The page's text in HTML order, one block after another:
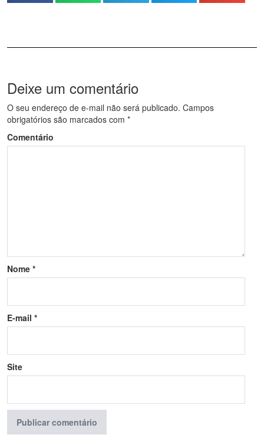
Deixe um comentário
O seu endereço de e-mail não será publicado. Campos
obrigatórios são marcados com *
Comentário
Nome *
E-mail *
Site